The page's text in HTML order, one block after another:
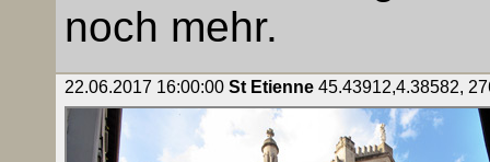
noch mehr.
22.06.2017 16:00:00 St Etienne45.43912,4.38582,